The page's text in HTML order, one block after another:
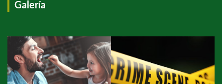
Galería